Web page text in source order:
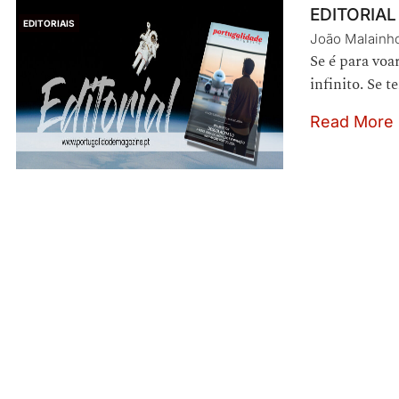
EDITORIAIS
João
Se é para
infinito. Se
Read More